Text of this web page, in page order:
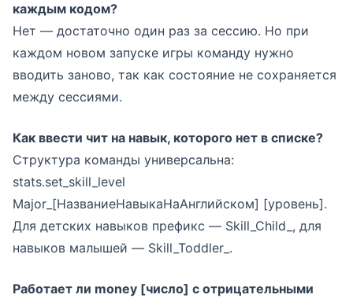
каждым кодом?
Нет — достаточно один раз за сессию. Но при
каждом новом запуске игры команду нужно
вводить заново, так как состояние не сохраняется
между сессиями.
Как ввести чит на навык, которого нет в списке?
Структура команды универсальна:
stats.set_skill_level
Major_[НазваниеНавыкаНаАнглийском] [уровень].
Для детских навыков префикс — Skill_Child_, для
навыков малышей — Skill_Toddler_.
Работает ли money [число] с отрицательными